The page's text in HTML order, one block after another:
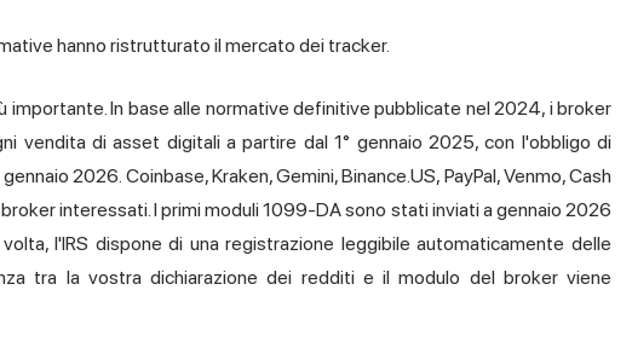
hanno ristrutturato il mercato dei tracker.
importante. In base alle normative definitive pubblicate nel 2024, i broker
vendita di asset digitali a partire dal 1° gennaio 2025, con l'obbligo di
2026. Coinbase, Kraken, Gemini, Binance.US, PayPal, Venmo, Cash
interessati. I primi moduli 1099-DA sono stati inviati a gennaio 2026
l'IRS dispone di una registrazione leggibile automaticamente delle
tra la vostra dichiarazione dei redditi e il modulo del broker viene